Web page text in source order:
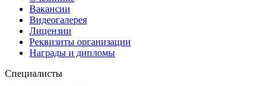
Вакансии
Видеогалерея
Лицензии
Реквизиты организации
Награды и дипломы
Специалисты